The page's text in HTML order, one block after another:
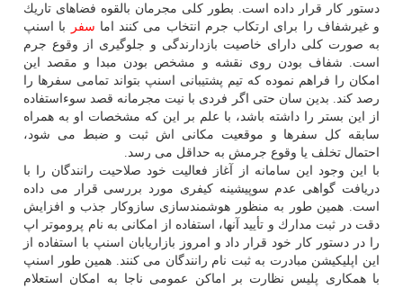
دستور كار قرار داده است. بطور كلی مجرمان بالقوه فضاهای تاریك
و غیرشفاف را برای ارتكاب جرم انتخاب می كنند اما سفر
با اسنپ
به صورت كلی دارای خاصیت بازدارندگی و جلوگیری از وقوع جرم
است. شفاف بودن روی نقشه و مشخص بودن مبدا و مقصد این
امكان را فراهم نموده كه تیم پشتیبانی اسنپ بتواند تمامی سفرها را
رصد كند. بدین سان حتی اگر فردی با نیت مجرمانه قصد سوءاستفاده
از این بستر را داشته باشد، با علم بر این كه مشخصات او به همراه
سابقه كل سفرها و موقعیت مكانی اش ثبت و ضبط می شود،
احتمال تخلف یا وقوع جرمش به حداقل می رسد.
با این وجود این سامانه از آغاز فعالیت خود صلاحیت رانندگان را با
دریافت گواهی عدم سوپیشینه كیفری مورد بررسی قرار می داده
است. همین طور به منظور هوشمندسازی سازوكار جذب و افزایش
دقت در ثبت مدارك و تأیید آنها، استفاده از امكانی به نام پروموتر اپ
را در دستور كار خود قرار داد و امروز بازاریابان اسنپ با استفاده از
این اپلیكیشن مبادرت به ثبت نام رانندگان می كنند. همین طور اسنپ
با همكاری پلیس نظارت بر اماكن عمومی ناجا به امكان استعلام